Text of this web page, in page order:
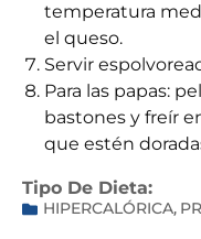
temperatura
el queso.
Servir
Para las papas:
bastones y freír
que estén
Tipo De Dieta:
HIPERCALÓRICA,